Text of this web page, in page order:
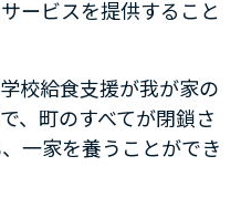
ービスを提供すること
校給食支援が我が家の
、町のすべてが閉鎖さ
一家を養うことができ